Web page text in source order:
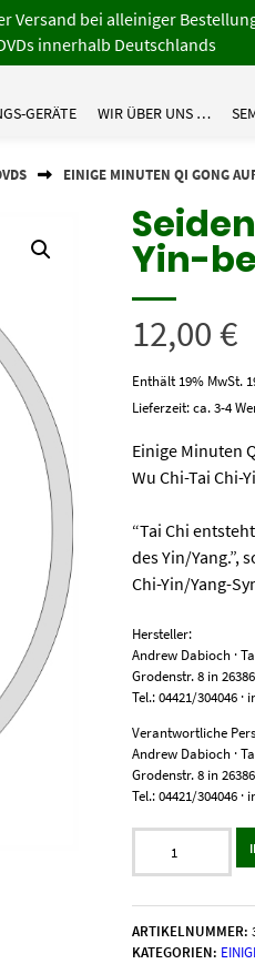
Versand bei alleiniger
innerhalb Deutschlands
GERÄTE WIR ÜBER UNS …
EINIGE MINUTEN QI GONG
Yin-
12,00€
Enthält 19% MwSt.
Lieferzeit: ca. 3-4
Einige Minuten
Wu Chi-Tai Chi-
“Tai Chi
des Yin/Yang.”,
Chi-Yin/Yang-
Hersteller:
Andrew Dabioch ·
Grodenstr. 8 in
Tel.: 04421/304046
Verantwortliche
Andrew Dabioch ·
Grodenstr. 8 in
Tel.: 04421/304046
Grundübungen
I
-
Yin-
betont
ARTIKELNUMMER:
KATEGORIEN: